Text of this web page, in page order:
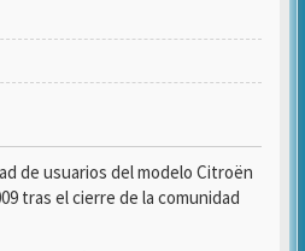
de usuarios del modelo Citroën
tras el cierre de la comunidad